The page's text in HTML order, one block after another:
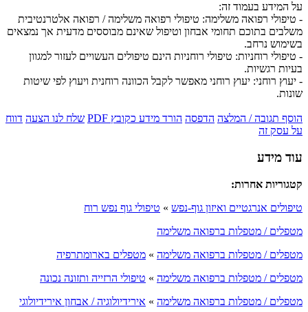
על המידע בעמוד זה:
- טיפולי רפואה משלימה: טיפולי רפואה משלימה / רפואה אלטרנטיבית
משלבים בתוכם תחומי אבחון וטיפול שאינם מבוססים מדעית אך נמצאים
בשימוש נרחב.
- טיפולי רוחניות: טיפולי רוחניות הינם טיפולים העשויים לעזור למגוון
בעיות רגשיות.
- יעוץ רוחני: יעוץ רוחני מאפשר לקבל הכוונה רוחנית ויעוץ לפי שיטות
שונות.
הוסף תגובה / המלצה הדפסה הורד מידע כקובץ PDF שלח לנו הצעה דווח
על עסק זה
עוד מידע
קטגוריות אחרות:
טיפולים אנרגטיים ואיזון גוף-נפש » טיפולי גוף נפש רוח
מטפלים / מטפלות ברפואה משלימה
מטפלים / מטפלות ברפואה משלימה » מטפלים בארומתרפיה
מטפלים / מטפלות ברפואה משלימה » טיפולי הרזייה ותזונה נכונה
מטפלים / מטפלות ברפואה משלימה » אירידיולוגיה / אבחון אירידיולוגי